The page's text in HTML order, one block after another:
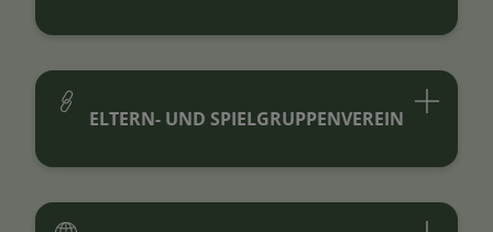
ELTERN- UND SPIELGRUPPENVEREIN